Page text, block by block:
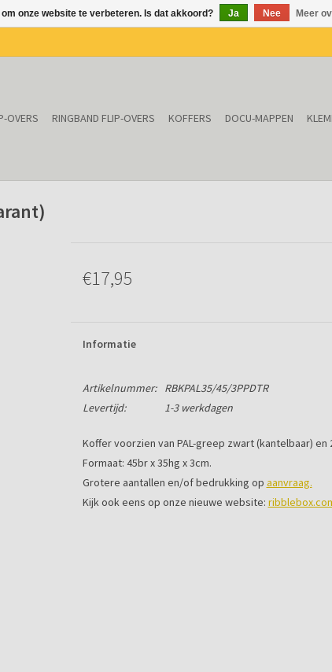
OVERS RINGBAND FLIP-OVERS KOFFERS DOCU-MAPPEN
€17,95
Informatie
Artikelnummer:
RBKPAL35/45/3PPDTR
Levertijd:
1-3 werkdagen
Koffer voorzien van PAL-greep zwart (kantelbaar) en
Formaat: 45br x 35hg x 3cm.
Grotere aantallen en/of bedrukking op aanvraag.
Kijk ook eens op onze nieuwe website:
onze website te verbeteren. Is dat akkoord? Ja Nee Meer